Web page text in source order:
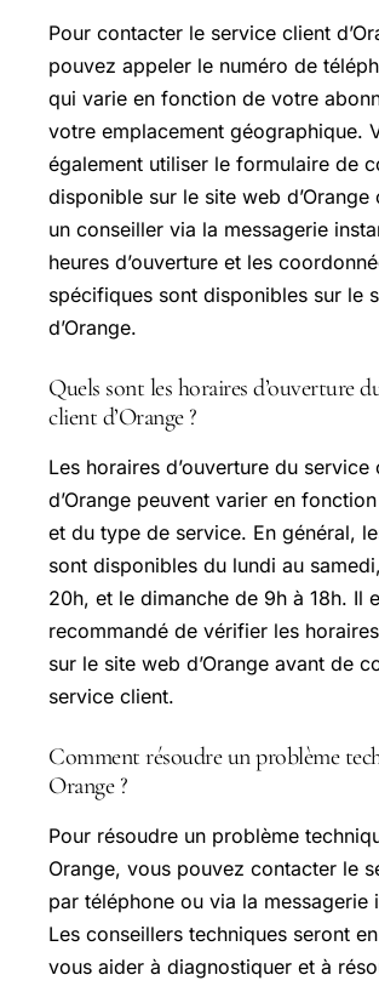
Pour contacter le service client
pouvez appeler le numéro de
qui varie en fonction de votre
votre emplacement géographique.
également utiliser le formulaire de
disponible sur le site web
un conseiller via la messagerie
heures d’ouverture et les
spécifiques sont disponibles sur le
d’Orange.
Quels sont les horaires d’ouverture
client d’Orange ?
Les horaires d’ouverture du service
d’Orange peuvent varier en
et du type de service. En général,
sont disponibles du lundi au
20h, et le dimanche de 9h à 18h. Il
recommandé de vérifier les
sur le site web d’Orange avant de
service client.
Comment résoudre un problème
Orange ?
Pour résoudre un problème
Orange, vous pouvez contacter le
par téléphone ou via la messagerie
Les conseillers techniques seront
vous aider à diagnostiquer et à